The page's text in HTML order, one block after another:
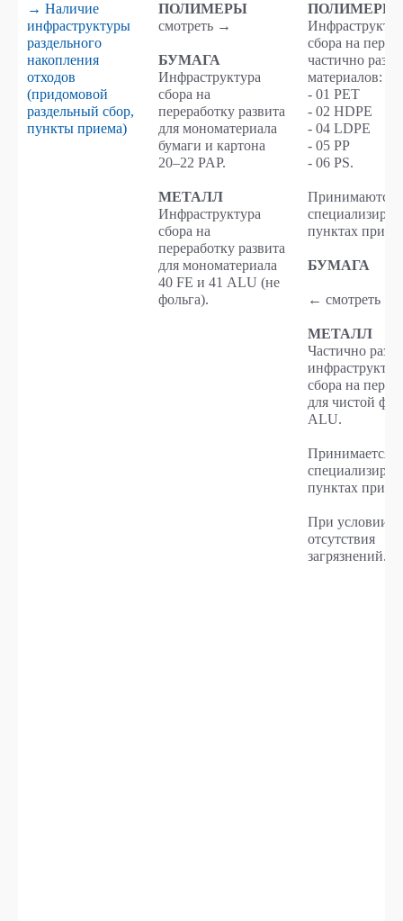
→ Наличие
инфраструктуры
раздельного
накопления
отходов
(придомовой
раздельный сбор,
пункты приема)
ПОЛИМЕРЫ
смотреть →
БУМАГА
Инфраструктура
сбора на
переработку развита
для мономатериала
бумаги и картона
20–22 PAP.
МЕТАЛЛ
Инфраструктура
сбора на
переработку развита
для мономатериала
40 FE и 41 ALU (не
фольга).
ПОЛИМЕРЫ
сбора на
частично
материалов:
- 01 PET
- 02 HDPE
- 04 LDPE
- 05 PP
- 06 PS.
Принимаются
пунктах
БУМАГА
← смотреть →
МЕТАЛЛ
Частично
сбора на
для чистой
ALU.
Принимается в
пунктах
При условии
отсутствия
загрязнений.